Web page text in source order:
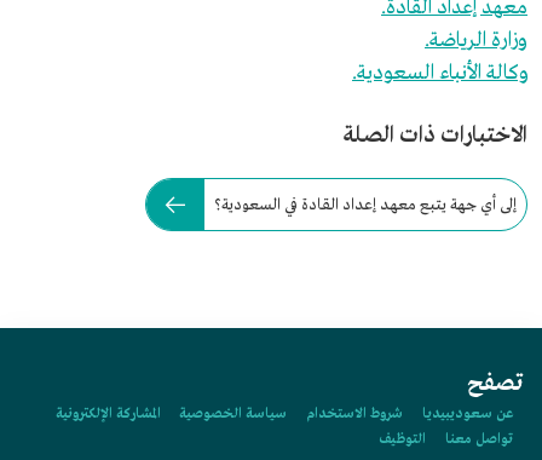
معهد إعداد القادة.
وزارة الرياضة.
وكالة الأنباء السعودية.
الاختبارات ذات الصلة
إلى أي جهة يتبع معهد إعداد القادة في السعودية؟
تصفح
عن سعوديبيديا شروط الاستخدام سياسة الخصوصية
المشاركة الإلكترونية
تواصل معنا
التوظيف